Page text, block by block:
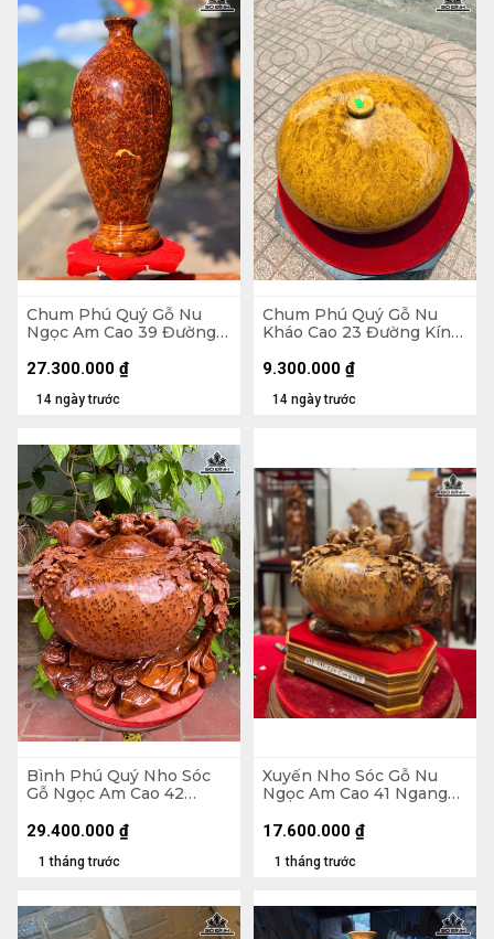
Chum Phú Quý Gỗ Nu
Ngọc Am Cao 39 Đường
(cm)
14 ngày trước
27.300.000 ₫
Chum Phú Quý Gỗ Nu
Kháo Cao 23 Đường Kính
14 ngày trước
9.300.000 ₫
Bình Phú Quý Nho Sóc
Gỗ Ngọc Am Cao 42
1 tháng trước
29.400.000 ₫
Xuyến Nho Sóc Gỗ Nu
Ngọc Am Cao 41 Ngang
1 tháng trước
17.600.000 ₫